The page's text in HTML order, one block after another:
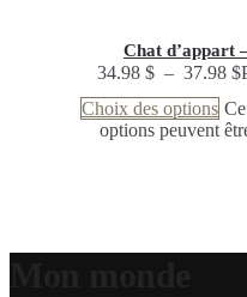
Chat d’appart
34.98 $ – 37.98 $
Choix des options
options peuvent